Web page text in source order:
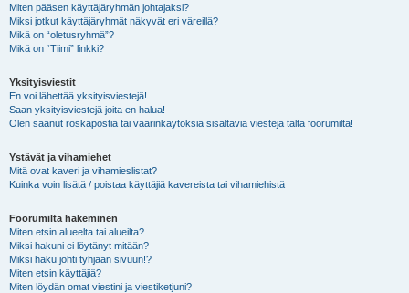
Miten pääsen käyttäjäryhmän johtajaksi?
Miksi jotkut käyttäjäryhmät näkyvät eri väreillä?
Mikä on “oletusryhmä”?
Mikä on “Tiimi” linkki?
Yksityisviestit
En voi lähettää yksityisviestejä!
Saan yksityisviestejä joita en halua!
Olen saanut roskapostia tai väärinkäytöksiä sisältäviä viestejä tältä foorumilta!
Ystävät ja vihamiehet
Mitä ovat kaveri ja vihamieslistat?
Kuinka voin lisätä / poistaa käyttäjiä kavereista tai vihamiehistä
Foorumilta hakeminen
Miten etsin alueelta tai alueilta?
Miksi hakuni ei löytänyt mitään?
Miksi haku johti tyhjään sivuun!?
Miten etsin käyttäjiä?
Miten löydän omat viestini ja viestiketjuni?